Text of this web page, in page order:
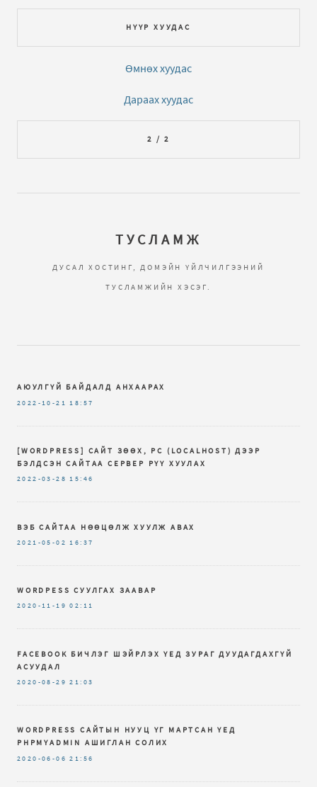
НҮҮР ХУУДАС
Өмнөх хуудас
Дараах хуудас
2 / 2
ТУСЛАМЖ
ДУСАЛ ХОСТИНГ, ДОМЭЙН ҮЙЛЧИЛГЭЭНИЙ
ТУСЛАМЖИЙН ХЭСЭГ.
АЮУЛГҮЙ БАЙДАЛД АНХААРАХ
2022-10-21 18:57
[WORDPRESS] САЙТ ЗӨӨХ, PC (LOCALHOST) ДЭЭР
БЭЛДСЭН САЙТАА СЕРВЕР РҮҮ ХУУЛАХ
2022-03-28 15:46
ВЭБ САЙТАА НӨӨЦӨЛЖ ХУУЛЖ АВАХ
2021-05-02 16:37
WORDPESS СУУЛГАХ ЗААВАР
2020-11-19 02:11
FACEBOOK БИЧЛЭГ ШЭЙРЛЭХ ҮЕД ЗУРАГ ДУУДАГДАХГҮЙ
АСУУДАЛ
2020-08-29 21:03
WORDPRESS САЙТЫН НУУЦ ҮГ МАРТСАН ҮЕД
PHPMYADMIN АШИГЛАН СОЛИХ
2020-06-06 21:56